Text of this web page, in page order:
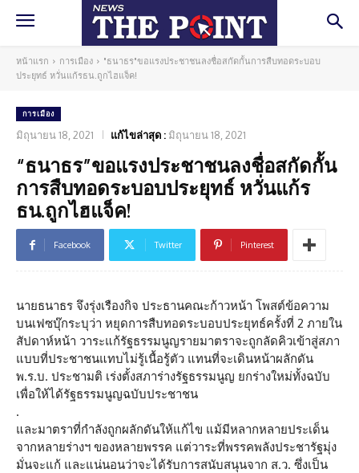
หน้าแรก การเมือง
"ธนาธร"ขอแรงประชาชนลงชื่อสกัดกั้นการสืบทอดระบอบ
ประยุทธ์ หวั่นแก้รธน.ถูกไฮแจ็ค!
การเมือง
มิถุนายน 18, 2021 แก้ไขล่าสุด : มิถุนายน 18, 2021
“ธนาธร”ขอแรงประชาชนลงชื่อสกัดกั้น
การสืบทอดระบอบประยุทธ์ หวั่นแก้ร
ธน.ถูกไฮแจ็ค!
Facebook Twitter Pinterest
นายธนาธร จึงรุ่งเรืองกิจ ประธานคณะก้าวหน้า โพสต์ข้อความ
บนเฟซบุ๊กระบุว่า หยุดการสืบทอดระบอบประยุทธ์ครั้งที่ 2 ภายใน
สัปดาห์หน้า วาระแก้รัฐธรรมนูญรายมาตราจะถูกลัดคิวเข้าสู่สภา
แบบที่ประชาชนแทบไม่รู้เนื้อรู้ตัว แทนที่จะเดินหน้าผลักดัน
พ.ร.บ. ประชามติ เร่งตั้งสภาร่างรัฐธรรมนูญ ยกร่างใหม่ทั้งฉบับ
เพื่อให้ได้รัฐธรรมนูญฉบับประชาชน
.
และมาตราที่กำลังถูกผลักดันให้แก้ไข แม้มีหลากหลายประเด็น
จากหลายร่างฯ ของหลายพรรค แต่วาระที่พรรคพลังประชารัฐมุ่ง
มั่นจะแก้ และแน่นอนว่าจะได้รับการสนับสนุนจาก ส.ว. ซึ่งเป็น